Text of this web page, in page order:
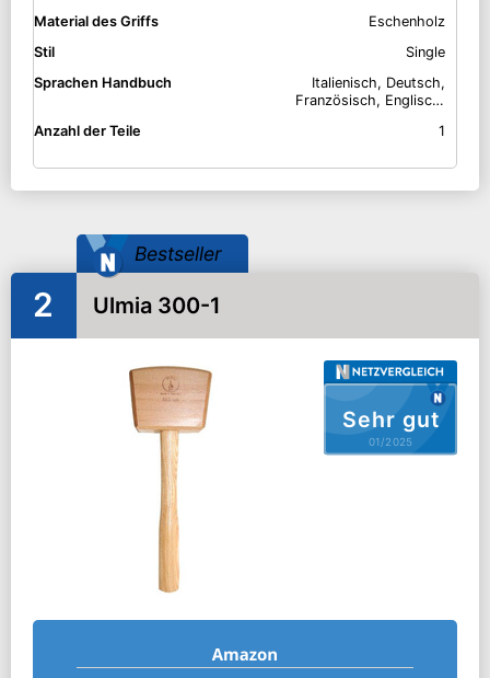
Material des Griffs
Eschenholz
Stil
Single
Sprachen Handbuch
Italienisch, Deutsch,
Französisch, Englisch,
Anzahl der Teile
1
Bestseller
2 Ulmia 300-1
Sehr gut
01/2025